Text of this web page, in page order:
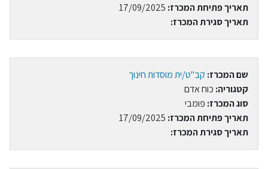
תאריך פתיחת המכרז: 17/09/2025
תאריך סגירת המכרז:
שם המכרז: קב"ט/ית מוסדות חינוך
קטגוריה: כוח אדם
סוג המכרז: פומבי
תאריך פתיחת המכרז: 17/09/2025
תאריך סגירת המכרז: